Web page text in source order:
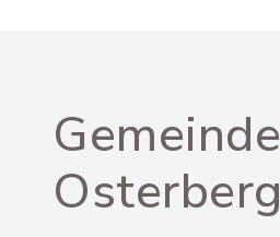
Gemeinde
Osterberg